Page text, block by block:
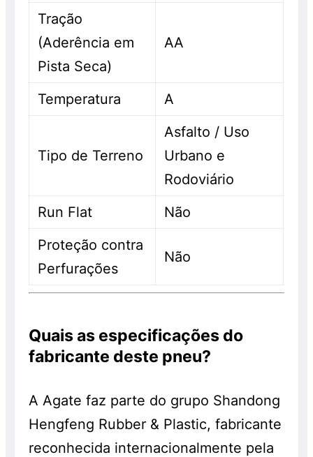
Tração
(Aderência em
Pista Seca)
AA
Temperatura A
Tipo de Terreno
Asfalto / Uso
Urbano e
Rodoviário
Run Flat
Não
Proteção contra
Perfurações
Não
Quais as especificações do
fabricante deste pneu?
A Agate faz parte do grupo Shandong
Hengfeng Rubber & Plastic, fabricante
reconhecida internacionalmente pela